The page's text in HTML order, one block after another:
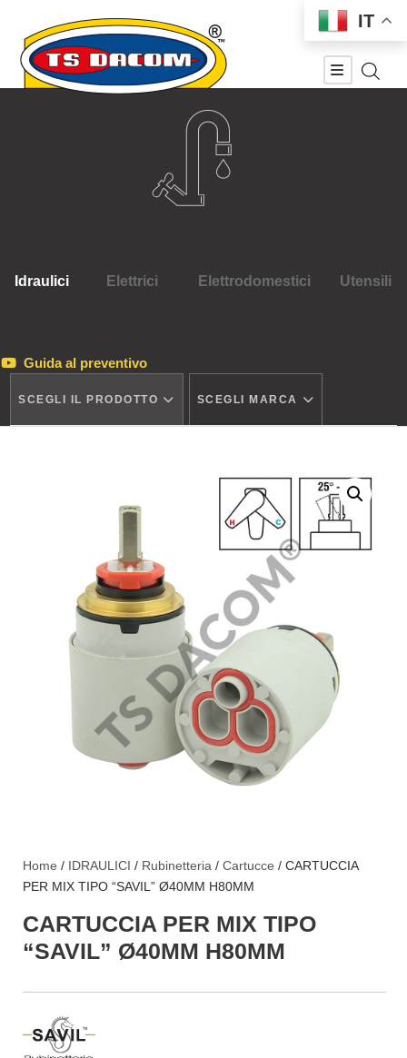
Idraulici Elettrici Elettrodomestici Utensili
Guida al preventivo
SCEGLI IL PRODOTTO SCEGLI MARCA
Home / IDRAULICI / Rubinetteria / Cartucce / CARTUCCIA
PER MIX TIPO “SAVIL” Ø40MM H80MM
CARTUCCIA PER MIX TIPO
“SAVIL” Ø40MM H80MM
IT